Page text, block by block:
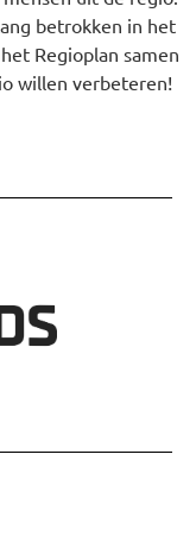
betrokken in het
Regioplan samen
willen verbeteren!